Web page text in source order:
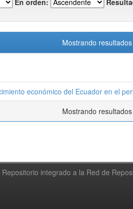
Mostrando
económico del Ecuador en el
Mostrando
Repositorio integrado a la Red de